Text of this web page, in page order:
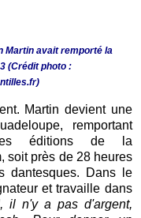
Martin avait remporté la
(Crédit photo :
Martin devient une
remportant
éditions de la
soit près de 28 heures
dantesques. Dans le
et travaille dans
il n'y a pas d'argent,